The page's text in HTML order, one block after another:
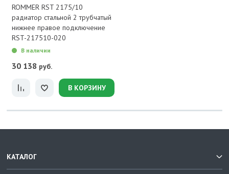
ROMMER RST 2175/10
радиатор стальной 2 трубчатый
нижнее правое подключение
RST-217510-020
В наличии
30 138 руб.
В КОРЗИНУ
КАТАЛОГ